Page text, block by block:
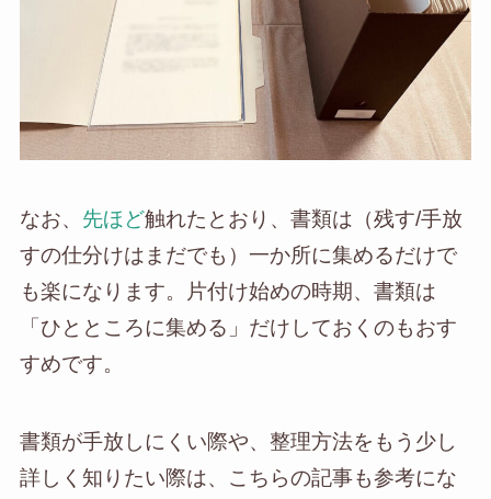
なお、 先ほど触れたとおり、書類は（残す/手放
すの仕分けはまだでも）一か所に集めるだけで
も楽になります。片付け始めの時期、書類は
「ひとところに集める」だけしておくのもおす
すめです。
書類が手放しにくい際や、整理方法をもう少し
詳しく知りたい際は、こちらの記事も参考にな